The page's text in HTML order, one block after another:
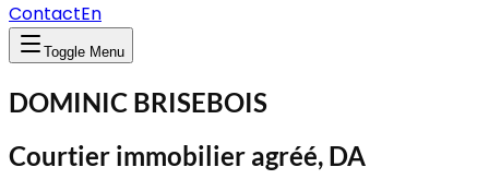
ContactEn
Toggle Menu
DOMINIC BRISEBOIS
Courtier immobilier agréé, DA